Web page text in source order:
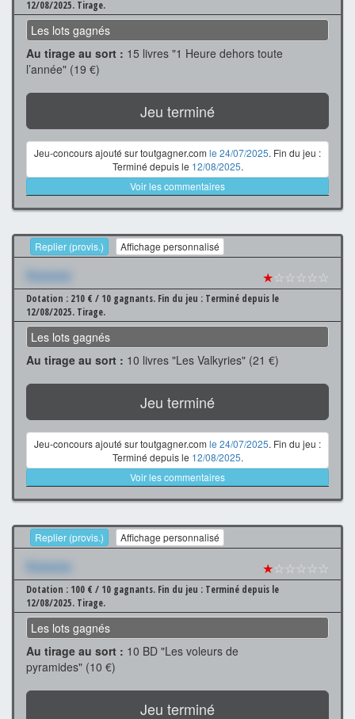
12/08/2025. Tirage.
Les lots gagnés
Au tirage au sort : 15 livres "1 Heure dehors toute
l’année" (19 €)
Jeu terminé
Jeu-concours ajouté sur toutgagner.com le 24/07/2025. Fin du jeu :
Terminé depuis le 12/08/2025.
Voir les commentaires
Replier (provis.) Affichage personnalisé
Xxxxxxx ★☆☆☆☆☆
Dotation : 210 € / 10 gagnants. Fin du jeu : Terminé depuis le
12/08/2025. Tirage.
Les lots gagnés
Au tirage au sort : 10 livres "Les Valkyries" (21 €)
Jeu terminé
Jeu-concours ajouté sur toutgagner.com le 24/07/2025. Fin du jeu :
Terminé depuis le 12/08/2025.
Voir les commentaires
Replier (provis.) Affichage personnalisé
Xxxxxxx ★☆☆☆☆☆
Dotation : 100 € / 10 gagnants. Fin du jeu : Terminé depuis le
12/08/2025. Tirage.
Les lots gagnés
Au tirage au sort : 10 BD "Les voleurs de
pyramides" (10 €)
Jeu terminé